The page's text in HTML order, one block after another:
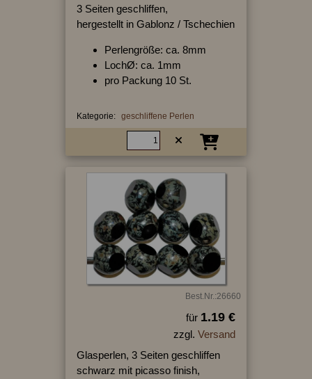
3 Seiten geschliffen,
hergestellt in Gablonz / Tschechien
Perlengröße: ca. 8mm
LochØ: ca. 1mm
pro Packung 10 St.
Kategorie: geschliffene Perlen
Best.Nr.:26660
für 1.19 €
zzgl. Versand
Glasperlen, 3 Seiten geschliffen
schwarz mit picasso finish,